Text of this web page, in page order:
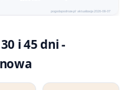
i 45 dni -